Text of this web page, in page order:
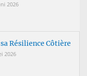
2026
Résilience Côtière
2026